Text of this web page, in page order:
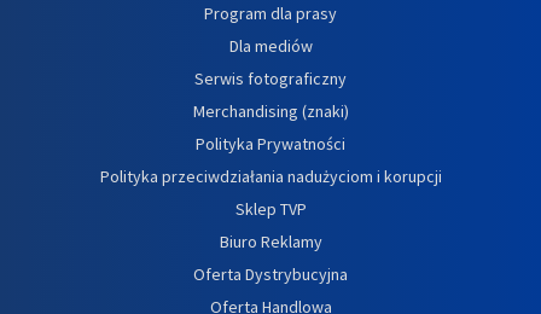
Program dla prasy
Dla mediów
Serwis fotograficzny
Merchandising (znaki)
Polityka Prywatności
Polityka przeciwdziałania nadużyciom i korupcji
Sklep TVP
Biuro Reklamy
Oferta Dystrybucyjna
Oferta Handlowa